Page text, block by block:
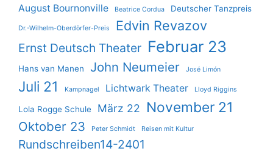
August Bournonville Beatrice Cordua Deutscher Tanzpreis
Dr.-Wilhelm-Oberdörfer-Preis Edvin Revazov
Ernst Deutsch Theater Februar 23
Hans van Manen John Neumeier José Limón
Juli 21 Kampnagel Lichtwark Theater Lloyd Riggins
Lola Rogge Schule März 22 November 21
Oktober 23 Peter Schmidt Reisen mit Kultur
Rundschreiben14-2401